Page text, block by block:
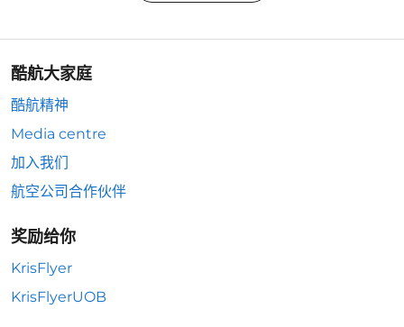
酷航大家庭
酷航精神
Media centre
加入我们
航空公司合作伙伴
奖励给你
KrisFlyer
KrisFlyerUOB